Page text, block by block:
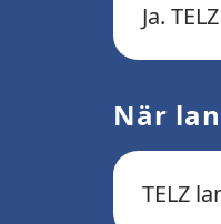
Ja.
När
TELZ